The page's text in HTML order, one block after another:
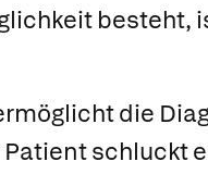
besteht,
die
schluckt